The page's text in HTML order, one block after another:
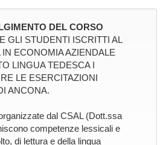
DEL CORSO
GLI STUDENTI ISCRITTI AL
ECONOMIA AZIENDALE
LINGUA TEDESCA I
LE ESERCITAZIONI
ANCONA.
dal CSAL (Dott.ssa
competenze lessicali e
di lettura e della lingua